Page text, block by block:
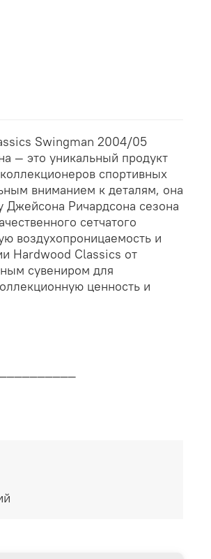
Swingman 2004/05
— это уникальный продукт
спортивных
вниманием к деталям, она
Джейсона Ричардсона сезона
сетчатого
воздухопроницаемость и
Hardwood Classics от
сувениром для
ценность и